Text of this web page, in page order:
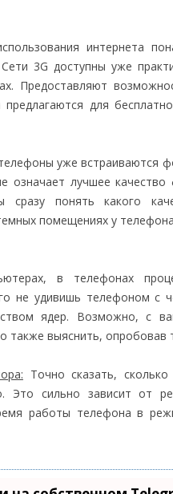
интернета
3G доступны уже
Предоставляют
для
уже встраиваются
означает лучшее
сразу понять какого
помещениях у
в телефонах
не удивишь телефоном с
ядер. Возможно, с
также выяснить, опробовав
Точно сказать,
Это сильно зависит от
работы телефона в